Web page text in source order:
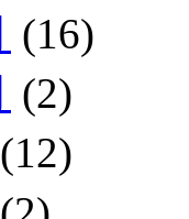
(16)
(2)
(12)